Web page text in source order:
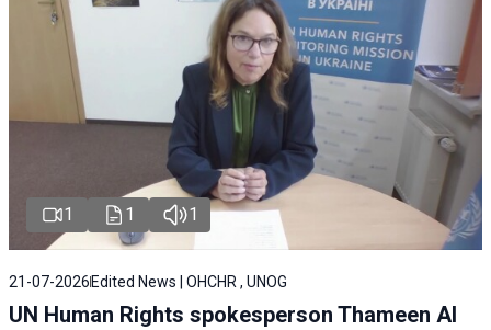
1 1 1
21-07-2026 Edited News | OHCHR , UNOG
UN Human Rights spokesperson Thameen Al